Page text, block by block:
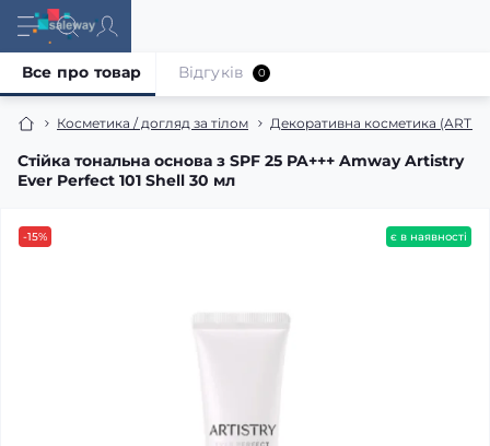
Косметика / догляд за тілом Декоративна косметика
Стійка тональна основа з SPF 25 PA+++ Amway Artistry
Ever Perfect 101 Shell 30 мл
Все про товар Відгуків 0
-15% є в наявності